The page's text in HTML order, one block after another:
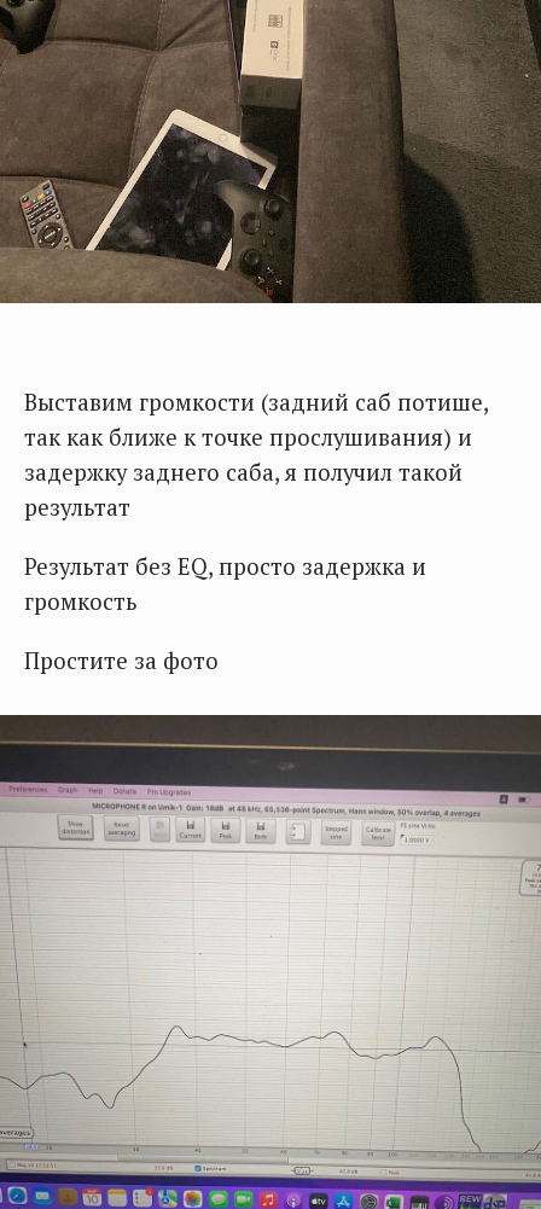
Выставим громкости (задний саб потише,
так как ближе к точке прослушивания) и
задержку заднего саба, я получил такой
результат
Результат без EQ, просто задержка и
громкость
Простите за фото